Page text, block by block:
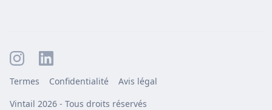
Vintail 2026 - Tous droits réservés
Termes Confidentialité Avis légal